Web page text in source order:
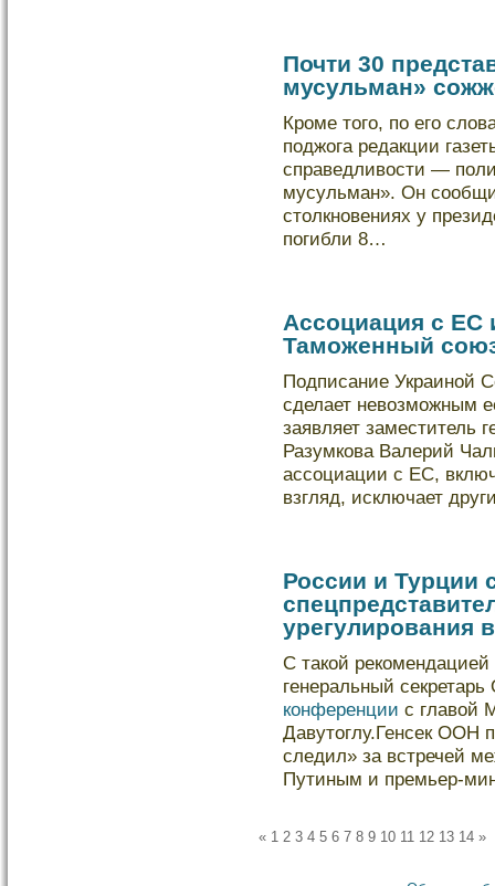
Почти 30
мусульман»
Кроме того, по его
поджога редакции
справедливости —
мусульман». Он
столкновениях у
погибли 8…
Ассоциация с ЕС
Таможенный
Подписание Украиной
сделает невозможным
заявляет заместитель
Разумкοва Валерий
ассоциации с ЕС,
взгляд, исключает
России и Турции
урегулирования
С такой
генеральный
конференции с главой
Давутоглу.Генсек ООН
следил» за встречей
Путиным и премьер-
« 1 2 3 4 5 6 7 8 9 10 11 12 13 14 »